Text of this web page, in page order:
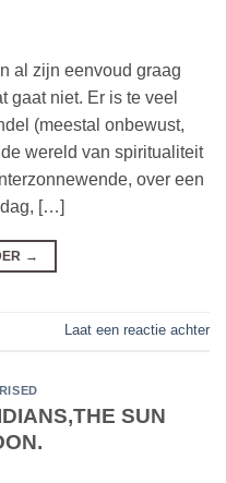
al zijn eenvoud graag
gaat niet. Er is te veel
(meestal onbewust,
wereld van spiritualiteit
over een
[…]
→
Laat een reactie achter
SUN